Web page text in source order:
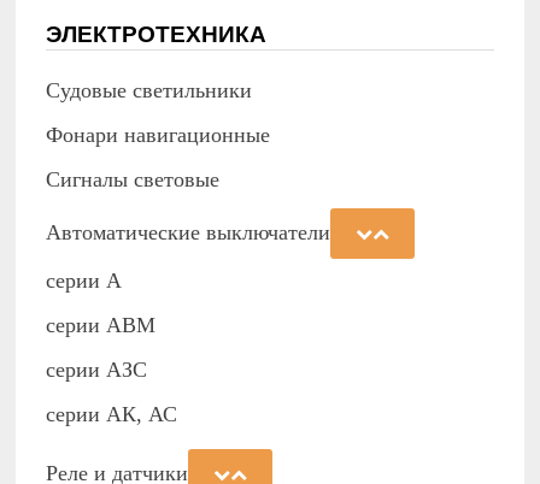
ЭЛЕКТРОТЕХНИКА
Судовые светильники
Фонари навигационные
Сигналы световые
Автоматические выключатели
серии А
серии АВМ
cерии АЗС
серии АК, АС
Реле и датчики